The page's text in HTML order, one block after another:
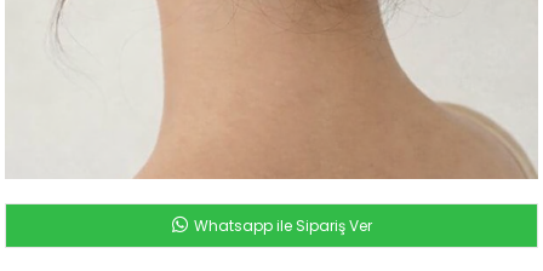
Whatsapp ile Sipariş Ver